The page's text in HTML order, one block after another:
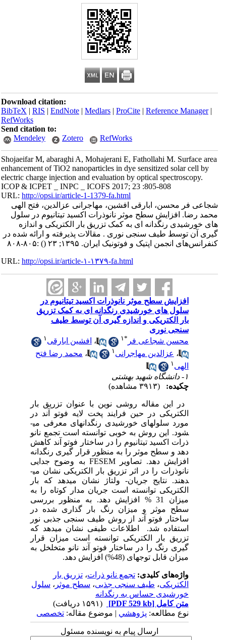
Download citation:
BibTeX|RIS|EndNote|Medlars|ProCite|Reference Manager
RefWorks
Send citation to:
Mendeley
Zotero RefWorks
Shojaeifar M, abaraghi A, Mohajerani E, Fathollahi M. Surface area
enhancement of TiO2 nanoparticles in dye sensitized solar cell by
electric charge injection and evaluation by optical spectroscopy.
ICOP & ICPET _ INPC _ ICOFS 2017; 23 :805-808
URL:http://opsi.ir/article-1-1379-fa.html
شجاعی فر محسن، ابارقی افشین، مهاجرانی عزالدین، فتح الهی
محمد رضا. افزایش سطح موثر نانوذرات اکسید تیتانیوم در سلول
های خورشیدی رنگدانه ای به کمک تزریق بار الکتریکی و اندازه
گیری آن توسط طیف سنجی نوری . مقالات پذیرفته و ارائه شده در
کنفرانس‌های انجمن اپتیک و فوتونیک ایران. ۱۳۹۵; ۲۳
() :۸۰۵-۸۰۸
URL:http://opsi.ir/article-۱-۱۳۷۹-fa.html
افزایش سطح موثر نانوذرات اکسید تیتانیوم در
سلول های خورشیدی رنگدانه ای به کمک تزریق
بار الکتریکی و اندازه گیری آن توسط طیف
سنجی نوری
محسن شجاعی فر* ۱ ،افشین ابارقی
،عزالدین مهاجرانی ،محمد رضا فتح
الهی
چکیده:
در این مقاله روشی نوین با عنوان تزریق بار
الکتریکی در حین فرایند پخت لایه فوتو آند در
مورد سلول­های خورشیدی رنگدانه­ای معرفی می­
شود. این روش به خوبی توانسته است تجمع نانو
ذرات اکسید تیتانیوم را در ساختار فوتو آند کاهش
دهد و سطح موثر را به منظور قرار گیری رنگدانه
افزایش دهد. تصاویر FESEMبه وضوح جدایی
نانوذرات را در اثر تزریق بار الکتریکی نشان می­
دهند. نتایج جریان- ولتاژ نشان می­دهد که بار
الکتریکی توانسته است جریان مدار کوتاه را به
میزان 31 % افزایش دهد. به منظور بررسی
سطح موثر و میزان رنگ بار گذاری شده در
ساختار فوتو آند از روش طیف سنجی جذبی نور
استفاده شد. اطلاعات طیفی نشان می­دهد که
تزریق بار الکتریکی توانسته است میزان قرار
گیری رنگ را در ساختار فوتو آند نانو متخلخل به
میزان قابل توجه­ای (48%) افزایش دهد.
واژه‌های کلیدی:تجمع نانو ذرات،تزریق بار
الکتریکی،طیف سنجی جذبی،سطح موثر، سلول
خورشیدی حساس به رنگدانه
متن کامل[PDF 529 kb]
نوع مطالعه:پژوهشي| موضوع مقاله:تخصصی
ارسال پیام به نویسنده مسئول